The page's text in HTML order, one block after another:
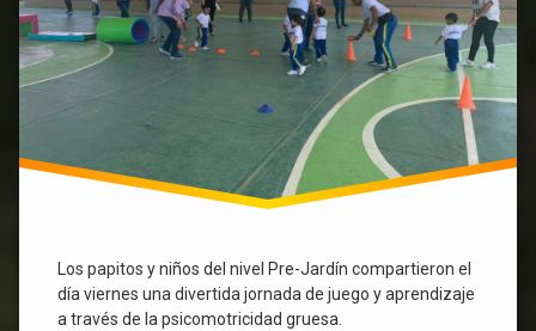
Los papitos y niños del nivel Pre-Jardín compartieron el
día viernes una divertida jornada de juego y aprendizaje
a través de la psicomotricidad gruesa.